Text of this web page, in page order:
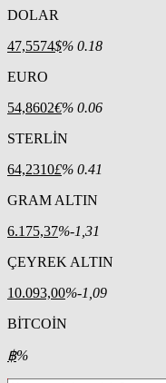
DOLAR
47,5574$% 0.18
EURO
54,8602€% 0.06
STERLİN
64,2310£% 0.41
GRAM ALTIN
6.175,37%-1,31
ÇEYREK ALTIN
10.093,00%-1,09
BİTCOİN
฿%